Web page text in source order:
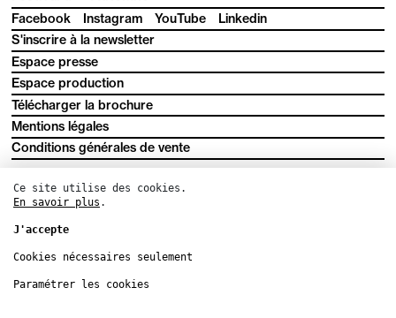
Facebook Instagram YouTube
Linkedin
S'inscrire à la newsletter
Espace presse
Espace production
Télécharger la brochure
Mentions légales
Conditions générales de vente
Ce site utilise des cookies.
En savoir plus .
J'accepte
Cookies nécessaires seulement
Paramétrer les cookies